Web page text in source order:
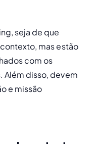
, seja de que
mas estão
com os
Além disso, devem
e missão